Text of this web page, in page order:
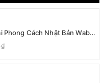
Phong Cách Nhật Bản Wabi-